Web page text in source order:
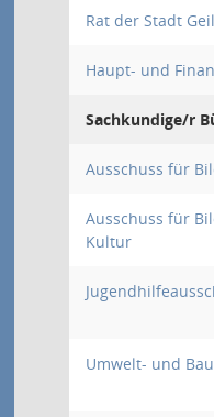
Rat der Stadt
Haupt- und
Sachkundige/r
Ausschuss für
Ausschuss für
Kultur
Umwelt- und